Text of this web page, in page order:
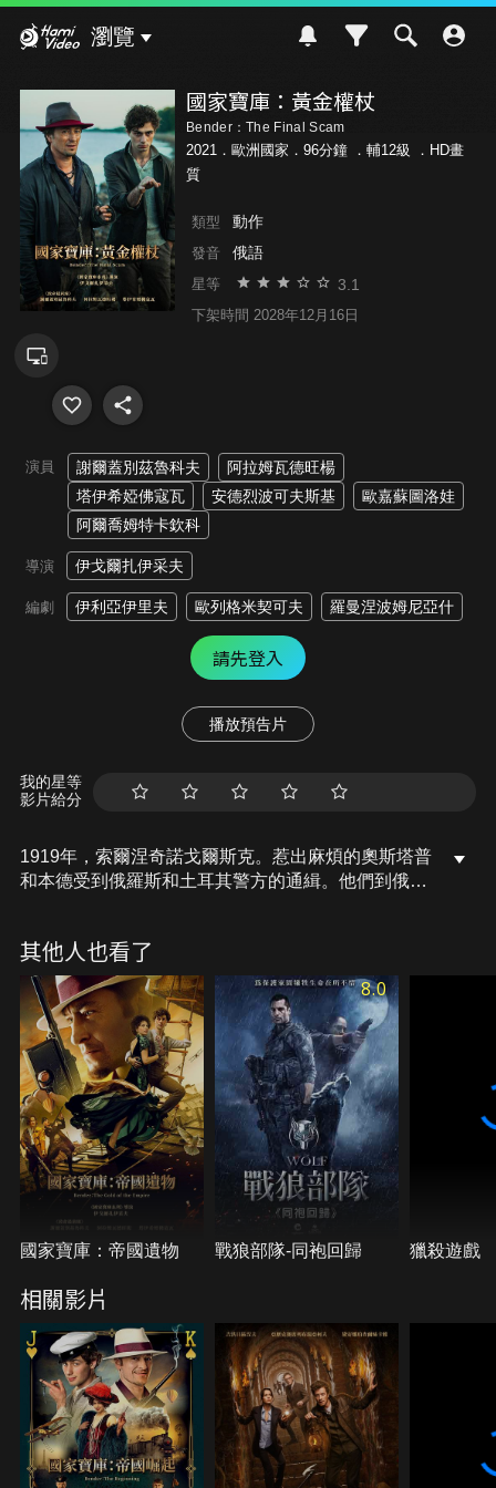
瀏覽
國家寶庫：黃金權杖
Bender：The Final Scam
2021．歐洲國家．96分鐘 ． 輔12級
．HD畫
質
類型 動作
發音 俄語
星等 3.1
下架時間 2028年12月16日
演員 謝爾蓋別茲魯科夫
阿拉姆瓦德旺楊
塔伊希婭佛寇瓦
安德烈波可夫斯基
歐嘉蘇圖洛娃
阿爾喬姆特卡欽科
導演 伊戈爾扎伊采夫
編劇 伊利亞伊里夫 歐列格米契可夫 羅曼涅波姆尼亞什
請先登入
播放預告片
我的星等
影片給分
1919年，索爾涅奇諾戈爾斯克。惹出麻煩的奧斯塔普
和本德受到俄羅斯和土耳其警方的通緝。他們到俄羅
士。同時，奧斯塔普的母親也正一步步走向陰鬱的撒
旦崇拜者克勞利，巧合的是，在他的寶庫裡，也有一
根權杖…
其他人也看了
國家寶庫：帝國遺物
8.0
戰狼部隊-同袍回歸 獵殺遊戲
相關影片